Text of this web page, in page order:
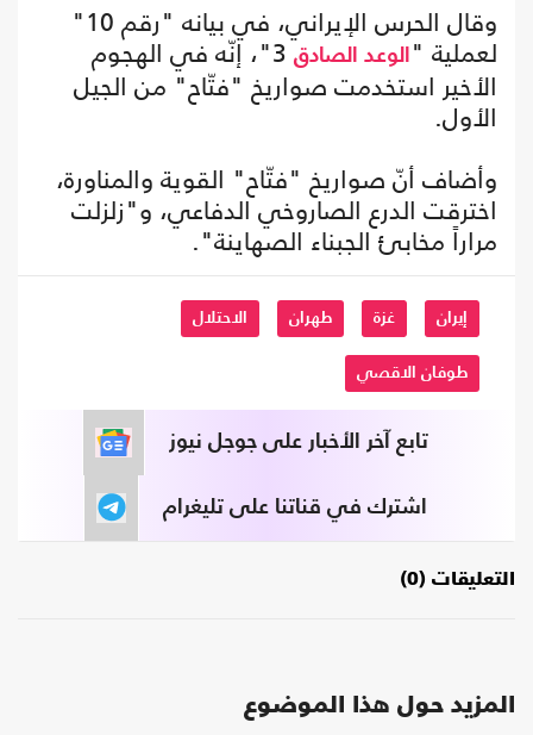
وقال الحرس الإيراني، في بيانه "رقم 10"
لعملية " الوعد الصادق
3"، إنّه في الهجوم
الأخير استخدمت صواريخ "فتّاح" من الجيل
الأول.
وأضاف أنّ صواريخ "فتّاح" القوية والمناورة،
اخترقت الدرع الصاروخي الدفاعي، و"زلزلت
مراراً مخابئ الجبناء الصهاينة".
إيران غزة طهران الاحتلال
طوفان الاقصي
تابع آخر الأخبار على جوجل نيوز
اشترك في قناتنا على تليغرام
التعليقات (0)
المزيد حول هذا الموضوع